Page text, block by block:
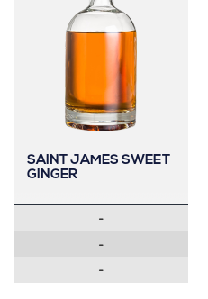
SAINT JAMES SWEET
GINGER
-
-
-